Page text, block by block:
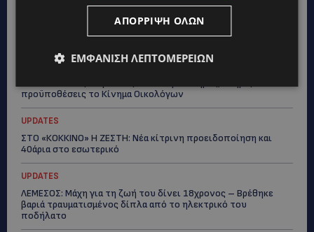
ΛΕΥΚΩΣΙΑ: Γιατί ένας 16χρονος φέρεται να έβαλε φωτιά σε
ιστορική μπυραρία – Η Αστυνομία αναζητεί το κίνητρο
UPDATES
προϋποθέσεις το Κίνημα Οικολόγων
UPDATES
ΣΤΟ «ΚΟΚΚΙΝΟ» Η ΖΕΣΤΗ: Νέα κίτρινη προειδοποίηση και
40άρια στο εσωτερικό
UPDATES
ΛΕΜΕΣΟΣ: Μάχη για τη ζωή του δίνει 18χρονος – Βρέθηκε
βαριά τραυματισμένος δίπλα από το ηλεκτρικό του
ποδήλατο
ΑΠΌΡΡΙΨΗ ΌΛΩΝ
ΕΜΦΆΝΙΣΗ ΛΕΠΤΟΜΕΡΕΙΏΝ